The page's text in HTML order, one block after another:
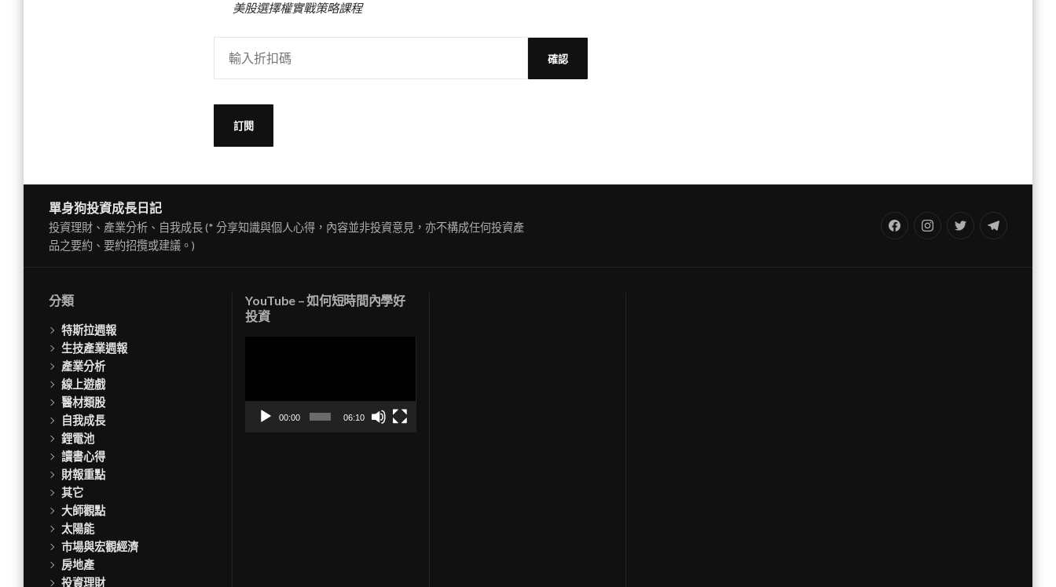
美股選擇權實戰策略課程
單身狗投資成長日記
投資理財、產業分析、自我成長 (* 分享知識與個人心得，內容並非投資意見，亦不構成任何投資產
品之要約、要約招攬或建議。)
分類
特斯拉週報
生技產業週報
產業分析
線上遊戲
醫材類股
自我成長
鋰電池
讀書心得
財報重點
其它
大師觀點
太陽能
市場與宏觀經濟
房地產
投資理財
YouTube – 如何短時間內學好
投資
放
00:00 06:10